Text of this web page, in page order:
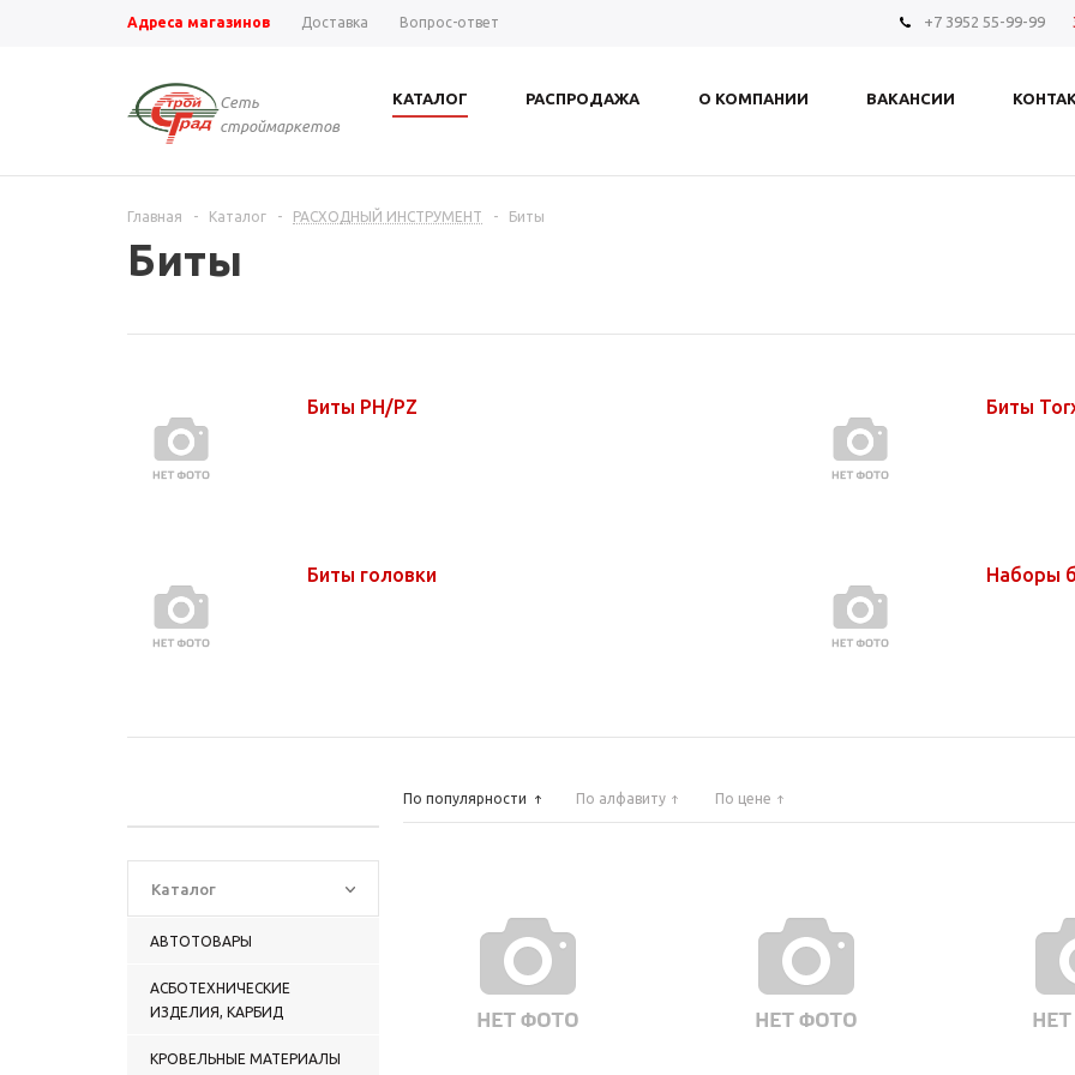
Адреса магазинов Доставка Вопрос-ответ +7 3952 55-99-99
Сеть
строймаркетов
КАТАЛОГ РАСПРОДАЖА О КОМПАНИИ ВАКАНСИИ
Главная - Каталог - РАСХОДНЫЙ ИНСТРУМЕНТ - Биты
Биты
Биты PH/PZ Биты
Биты головки Наборы
Каталог
АВТОТОВАРЫ
АСБОТЕХНИЧЕСКИЕ
ИЗДЕЛИЯ, КАРБИД
КРОВЕЛЬНЫЕ МАТЕРИАЛЫ
По популярности По алфавиту По цене